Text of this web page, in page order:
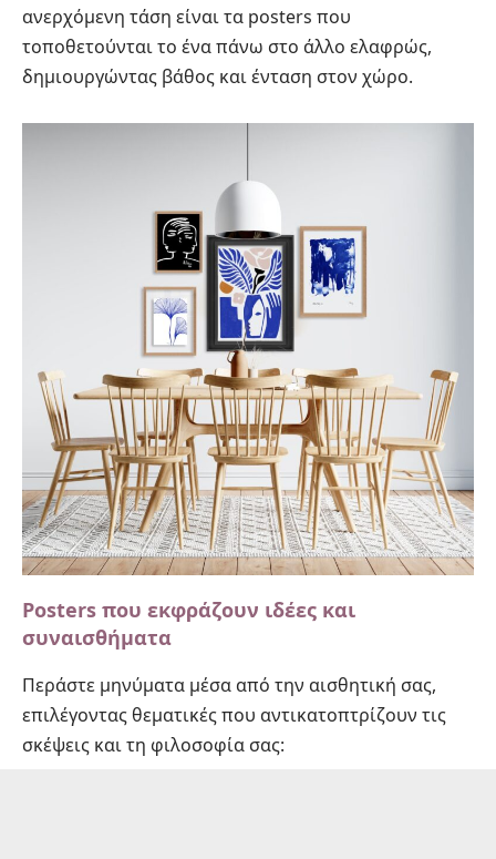
ανερχόμενη τάση είναι τα posters που
τοποθετούνται το ένα πάνω στο άλλο ελαφρώς,
δημιουργώντας βάθος και ένταση στον χώρο.
Posters που εκφράζουν ιδέες και
συναισθήματα
Περάστε μηνύματα μέσα από την αισθητική σας,
επιλέγοντας θεματικές που αντικατοπτρίζουν τις
σκέψεις και τη φιλοσοφία σας: